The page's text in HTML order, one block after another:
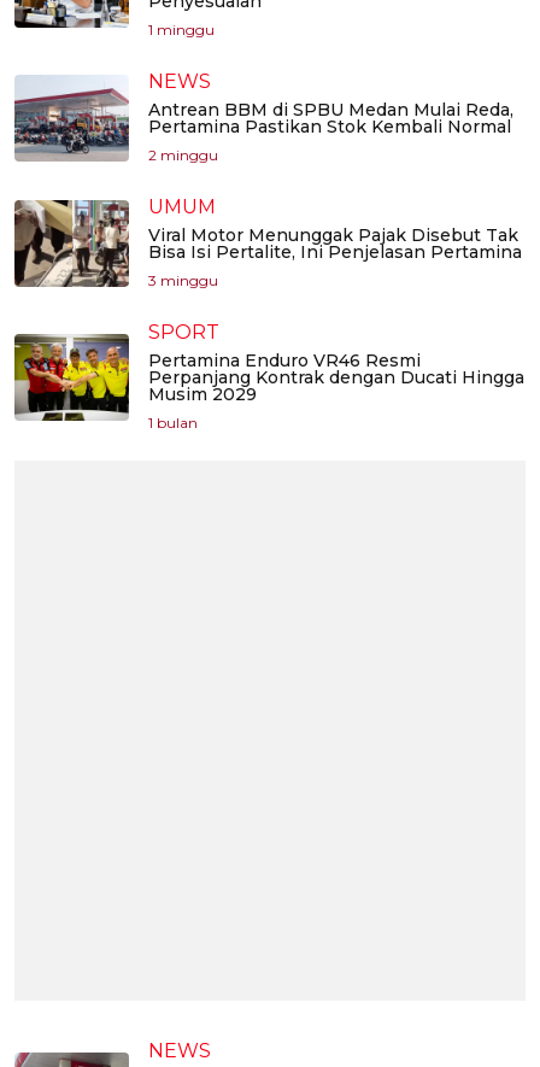
1 minggu
NEWS
Antrean BBM di SPBU Medan Mulai Reda,
Pertamina Pastikan Stok Kembali Normal
2 minggu
UMUM
Viral Motor Menunggak Pajak Disebut Tak
Bisa Isi Pertalite, Ini Penjelasan Pertamina
3 minggu
SPORT
Pertamina Enduro VR46 Resmi
Perpanjang Kontrak dengan Ducati Hingga
Musim 2029
1 bulan
NEWS